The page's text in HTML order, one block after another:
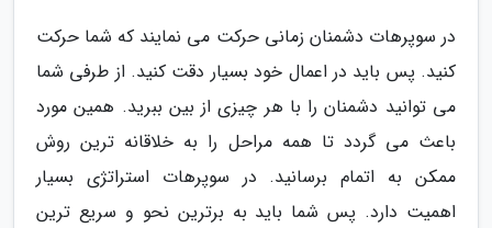
در سوپرهات دشمنان زمانی حرکت می نمایند که شما حرکت
کنید. پس باید در اعمال خود بسیار دقت کنید. از طرفی شما
می توانید دشمنان را با هر چیزی از بین ببرید. همین مورد
باعث می گردد تا همه مراحل را به خلاقانه ترین روش
ممکن به اتمام برسانید. در سوپرهات استراتژی بسیار
اهمیت دارد. پس شما باید به برترین نحو و سریع ترین